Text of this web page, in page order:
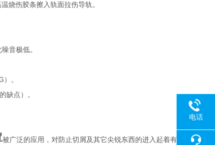
温烧伤胶条擦入轨面拉伤导轨。
音极低。
。
缺点）。
被广泛的应用，对防止切屑及其它尖锐东西的进入起着有
电话